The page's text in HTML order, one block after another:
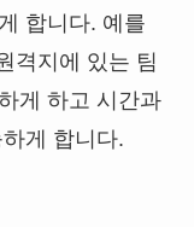
합니다. 예를
격지에 있는 팀
게 하고 시간과
게 합니다.